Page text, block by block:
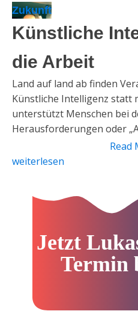
2064 mit fast 10 Milliarden
Höchststand erreichen
Zukunft
Künstliche
die Arbeit
Land auf land ab finden
Künstliche Intelligenz statt
unterstützt Menschen bei
Herausforderungen oder
“Human Touch” Solche
typisch. Die Vorstellung,
Read
weiterlesen
Jetzt
Termin